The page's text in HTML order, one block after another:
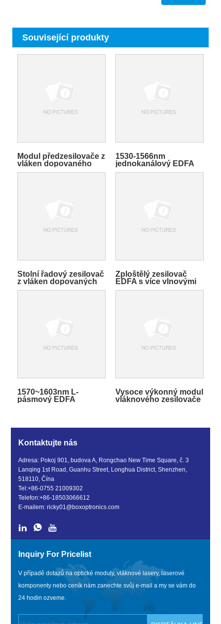
Související produkty
Modul předzesilovače z
vláken dopovaného
erbiem v pásmu C
1530-1566nm
jednokanálový EDFA
zesilovač zesilovače
Stolní řadový zesilovač
z vláken dopovaných
erbiem
Zploštělý zesilovač
EDFA s více vlnovými
délkami
1570~1603nm L-
pásmový EDFA
Vysoce výkonný modul
vláknového zesilovače
Kontaktujte nás
Adresa: Pokoj 901, budova A, Rongchao New Time Square, č. 3
Lanqing 1st Road, Guanhu Street, Longhua District, Shenzhen,
518110, Čína
Tel:+86-0755 21009302
Telefon:+86-18503066612
E-mailem:ricky01@boxoptronics.com
Inquiry For Pricelist
V případě dotazů na optické moduly, vláknové lasery, laserové
komponenty nebo ceník nám zanechte svůj e-mail a my se vám do
24 hodin ozveme.